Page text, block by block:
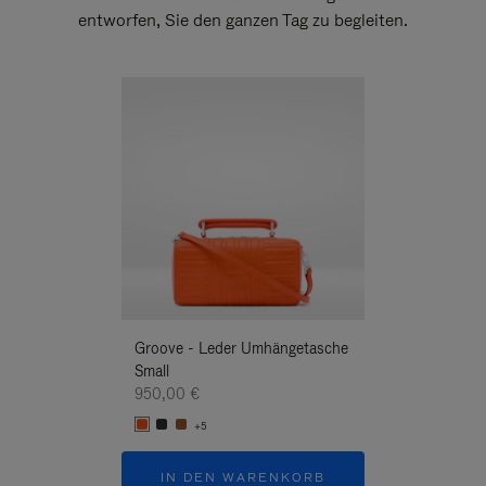
entworfen, Sie den ganzen Tag zu begleiten.
Groove - Leder Umhängetasche
Small
950,00 €
+5
IN DEN WARENKORB